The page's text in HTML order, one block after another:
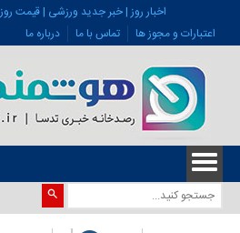
اخبار روز | خبر جدید ورزشی | قیمت روز
اعتبارات و مجوز ها
تماس با ما درباره ما